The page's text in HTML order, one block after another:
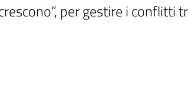
per gestire i conflitti